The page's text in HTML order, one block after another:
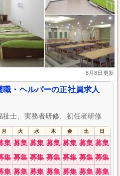
8月8日更新
・ヘルパーの正社員求人
祉士、実務者研修、初任者研修
月 火 水 木 金 土 日
集 募集 募集 募集 募集 募集 募集
集 募集 募集 募集 募集 募集 募集
集 募集 募集 募集 募集 募集 募集